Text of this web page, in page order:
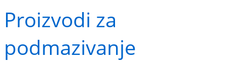
Proizvodi za
podmazivanje